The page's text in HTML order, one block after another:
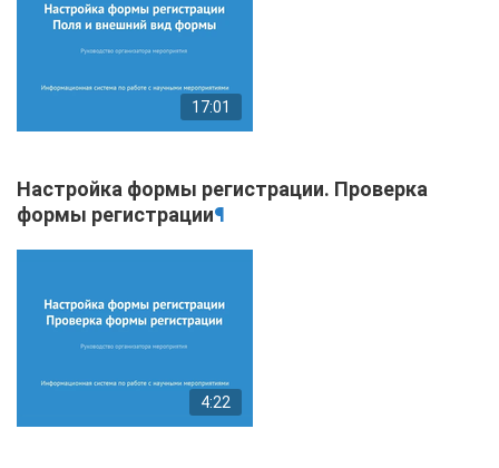
17:01
Настройка формы регистрации. Проверка
формы регистрации¶
4:22